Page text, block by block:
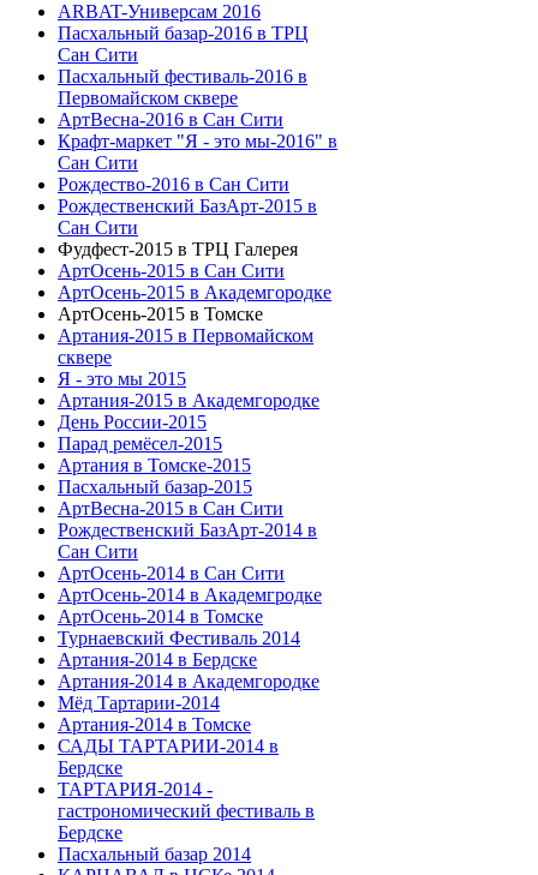
ARBAT-Универсам 2016
Пасхальный базар-2016 в ТРЦ
Сан Сити
Пасхальный фестиваль-2016 в
Первомайском сквере
АртВесна-2016 в Сан Сити
Крафт-маркет "Я - это мы-2016" в
Сан Сити
Рождество-2016 в Сан Сити
Рождественский БазАрт-2015 в
Сан Сити
Фудфест-2015 в ТРЦ Галерея
АртОсень-2015 в Сан Сити
АртОсень-2015 в Академгородке
АртОсень-2015 в Томске
Артания-2015 в Первомайском
сквере
Я - это мы 2015
Артания-2015 в Академгородке
День России-2015
Парад ремёсел-2015
Артания в Томске-2015
Пасхальный базар-2015
АртВесна-2015 в Сан Сити
Рождественский БазАрт-2014 в
Сан Сити
АртОсень-2014 в Сан Сити
АртОсень-2014 в Академгродке
АртОсень-2014 в Томске
Турнаевский Фестиваль 2014
Артания-2014 в Бердске
Артания-2014 в Академгородке
Мёд Тартарии-2014
Артания-2014 в Томске
САДЫ ТАРТАРИИ-2014 в
Бердске
ТАРТАРИЯ-2014 -
гастрономический фестиваль в
Бердске
Пасхальный базар 2014